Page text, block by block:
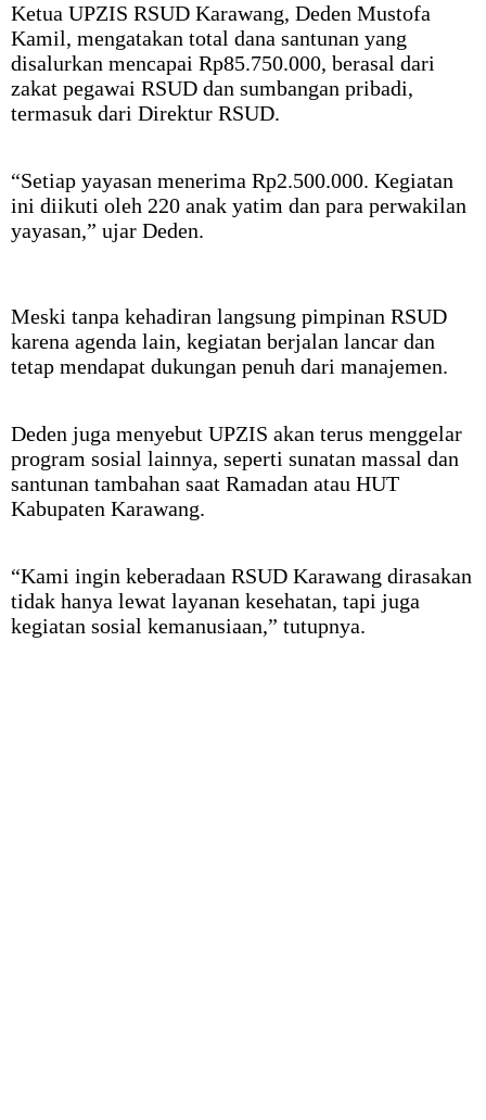
Ketua UPZIS RSUD Karawang, Deden Mustofa
Kamil, mengatakan total dana santunan yang
disalurkan mencapai Rp85.750.000, berasal dari
zakat pegawai RSUD dan sumbangan pribadi,
termasuk dari Direktur RSUD.
“Setiap yayasan menerima Rp2.500.000. Kegiatan
ini diikuti oleh 220 anak yatim dan para perwakilan
yayasan,” ujar Deden.
Meski tanpa kehadiran langsung pimpinan RSUD
karena agenda lain, kegiatan berjalan lancar dan
tetap mendapat dukungan penuh dari manajemen.
Deden juga menyebut UPZIS akan terus menggelar
program sosial lainnya, seperti sunatan massal dan
santunan tambahan saat Ramadan atau HUT
Kabupaten Karawang.
“Kami ingin keberadaan RSUD Karawang dirasakan
tidak hanya lewat layanan kesehatan, tapi juga
kegiatan sosial kemanusiaan,” tutupnya.